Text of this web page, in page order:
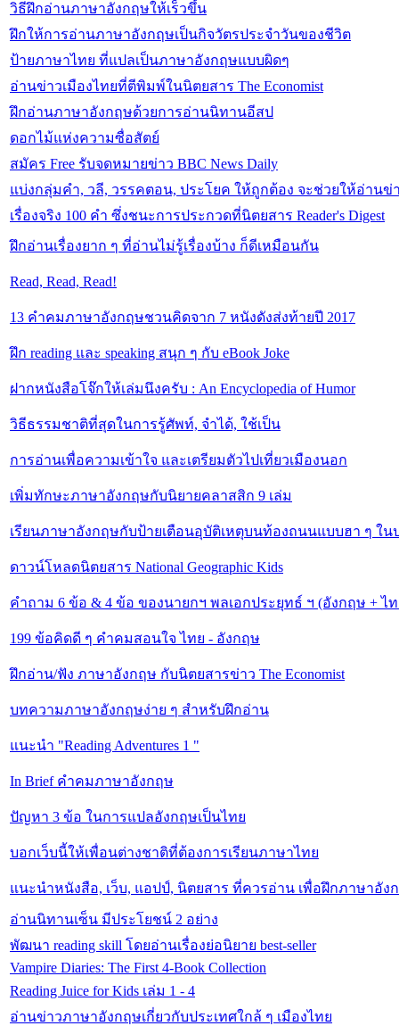
วิธีฝึกอ่านภาษาอังกฤษให้เร็วขึ้น
ฝึกให้การอ่านภาษาอังกฤษเป็นกิจวัตรประจำวันของชีวิต
ป้ายภาษาไทย ที่แปลเป็นภาษาอังกฤษแบบผิดๆ
อ่านข่าวเมืองไทยที่ตีพิมพ์ในนิตยสาร The Economist
ฝึกอ่านภาษาอังกฤษด้วยการอ่านนิทานอีสป
ดอกไม้แห่งความซื่อสัตย์
สมัคร Free รับจดหมายข่าว BBC News Daily
แบ่งกลุ่มคำ, วลี, วรรคตอน, ประโยค ให้ถูกต้อง จะช่วยให้อ่าน
เรื่องจริง 100 คำ ซึ่งชนะการประกวดที่นิตยสาร Reader's Digest
ฝึกอ่านเรื่องยาก ๆ ที่อ่านไม่รู้เรื่องบ้าง ก็ดีเหมือนกัน
Read, Read, Read!
13 คำคมภาษาอังกฤษชวนคิดจาก 7 หนังดังส่งท้ายปี 2017
ฝึก reading และ speaking สนุก ๆ กับ eBook Joke
ฝากหนังสือโจ๊กให้เล่มนึงครับ : An Encyclopedia of Humor
วิธีธรรมชาติที่สุดในการรู้ศัพท์, จำได้, ใช้เป็น
การอ่านเพื่อความเข้าใจ และเตรียมตัวไปเที่ยวเมืองนอก
เพิ่มทักษะภาษาอังกฤษกับนิยายคลาสสิก 9 เล่ม
เรียนภาษาอังกฤษกับป้ายเตือนอุบัติเหตุบนท้องถนนแบบฮา ๆ ใน
ดาวน์โหลดนิตยสาร National Geographic Kids
คำถาม 6 ข้อ & 4 ข้อ ของนายกฯ พลเอกประยุทธ์ ฯ (อังกฤษ + ไ
199 ข้อคิดดี ๆ คำคมสอนใจ ไทย - อังกฤษ
ฝึกอ่าน/ฟัง ภาษาอังกฤษ กับนิตยสารข่าว The Economist
บทความภาษาอังกฤษง่าย ๆ สำหรับฝึกอ่าน
แนะนำ "Reading Adventures 1 "
In Brief คำคมภาษาอังกฤษ
ปัญหา 3 ข้อ ในการแปลอังกฤษเป็นไทย
บอกเว็บนี้ให้เพื่อนต่างชาติที่ต้องการเรียนภาษาไทย
แนะนำหนังสือ, เว็บ, แอปป์, นิตยสาร ที่ควรอ่าน เพื่อฝึกภาษาอัง
อ่านนิทานเซ็น มีประโยชน์ 2 อย่าง
พัฒนา reading skill โดยอ่านเรื่องย่อนิยาย best-seller
Vampire Diaries: The First 4-Book Collection
Reading Juice for Kids เล่ม 1 - 4
อ่านข่าวภาษาอังกฤษเกี่ยวกับประเทศใกล้ ๆ เมืองไทย